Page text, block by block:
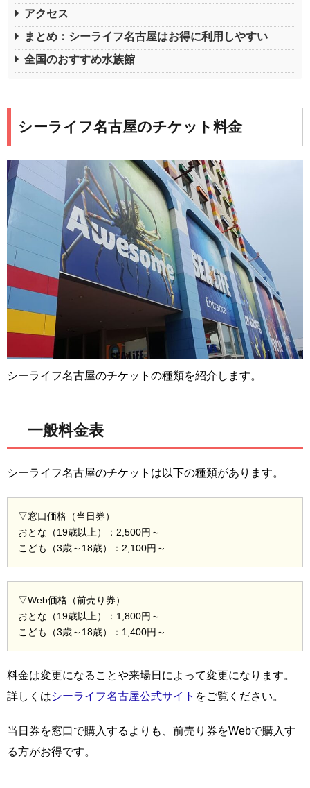
アクセス
まとめ：シーライフ名古屋はお得に利用しやすい
全国のおすすめ水族館
シーライフ名古屋のチケット料金
シーライフ名古屋のチケットの種類を紹介します。
一般料金表
シーライフ名古屋のチケットは以下の種類があります。
▽窓口価格（当日券）
おとな（19歳以上）：2,500円～
こども（3歳～18歳）：2,100円～
▽Web価格（前売り券）
おとな（19歳以上）：1,800円～
こども（3歳～18歳）：1,400円～
料金は変更になることや来場日によって変更になります。
詳しくはシーライフ名古屋公式サイト をご覧ください。
当日券を窓口で購入するよりも、前売り券をWebで購入す
る方がお得です。